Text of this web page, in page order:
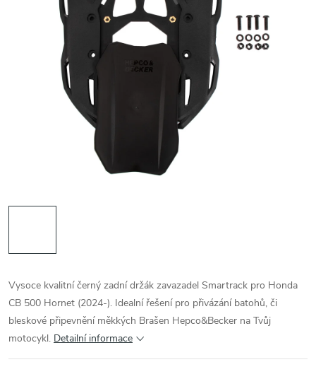
Vysoce kvalitní černý zadní držák zavazadel Smartrack pro Honda
CB 500 Hornet (2024-). Idealní řešení pro přivázání batohů, či
bleskové připevnění měkkých Brašen Hepco&Becker na Tvůj
motocykl. Detailní informace